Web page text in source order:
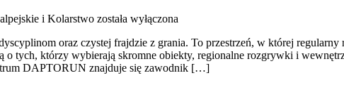
i Kolarstwo została wyłączona
oraz czystej frajdzie z grania. To przestrzeń, w której regularny
tych, którzy wybierają skromne obiekty, regionalne rozgrywki i
DAPTORUN znajduje się zawodnik […]